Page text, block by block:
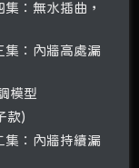
：無水插曲，
集：內牆高處漏
模型
款)
集：內牆持續漏